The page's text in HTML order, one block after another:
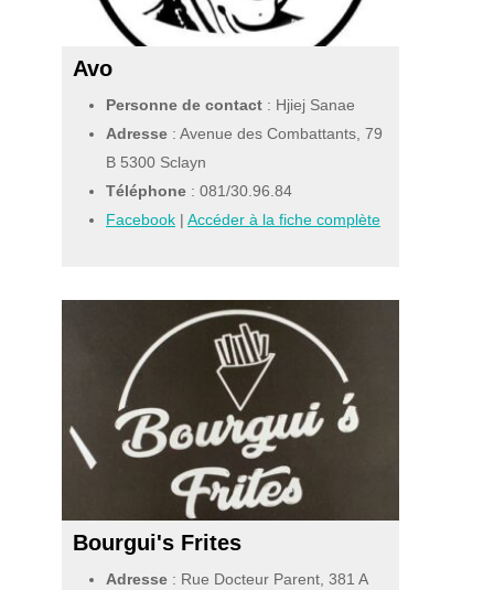
Avo
Personne de contact : Hjiej Sanae
Adresse : Avenue des Combattants, 79
B 5300 Sclayn
Téléphone :081/30.96.84
Facebook |Accéder à la fiche complète
Bourgui's Frites
Adresse : Rue Docteur Parent, 381 A